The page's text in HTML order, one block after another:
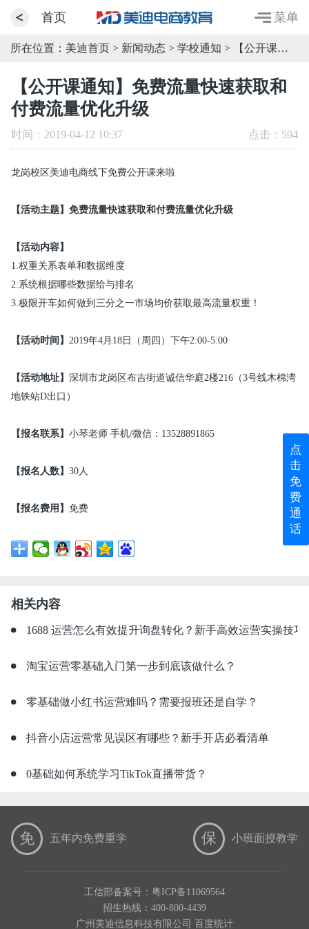
首页 菜单
所在位置： 美迪首页> 新闻动态> 学校通知 > 【公开课通知】免费流量快速获取和付费流量优化升级
【公开课通知】免费流量快速获取和
付费流量优化升级
点击： 594
时间：2019-04-12 10:37
龙岗校区美迪电商线下免费公开课来啦
【活动主题】免费流量快速获取和付费流量优化升级
【活动内容】
1.权重关系表单和数据维度
2.系统根据哪些数据给与排名
3.极限开车如何做到三分之一市场均价获取最高流量权重！
【活动时间】 2019年4月18日（周四）下午2:00-5:00
【活动地址】 深圳市龙岗区布吉街道诚信华庭2楼216（3号线木棉湾
地铁站D出口）
【报名联系】 小琴老师 手机/微信：13528891865
【报名人数】 30人
【报名费用】 免费
相关内容
1688 运营怎么有效提升询盘转化？新手高效运营实操技巧
淘宝运营零基础入门第一步到底该做什么？
零基础做小红书运营难吗？需要报班还是自学？
抖音小店运营常见误区有哪些？新手开店必看清单
0基础如何系统学习TikTok直播带货？
免 五年内免费重学 保 小班面授教学
工信部备案号：粤ICP备11069564
招生热线： 400-800-4439
广州美迪信息科技有限公司 百度统计
点
击
免
费
通
话